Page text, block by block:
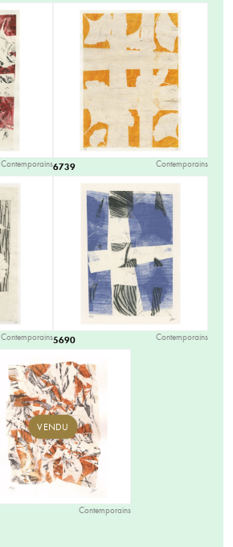
Contemporains6739 Contemporains
Contemporains5690 Contemporains
VENDU
Contemporains